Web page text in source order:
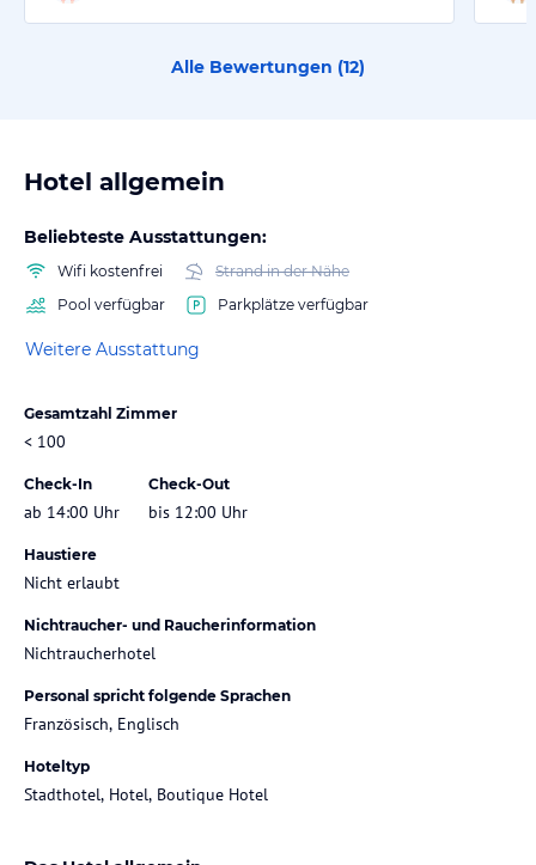
Alle Bewertungen (12)
Hotel allgemein
Beliebteste Ausstattungen:
Wifi kostenfrei
Strand in der Nähe
Pool verfügbar
Parkplätze verfügbar
Weitere Ausstattung
Gesamtzahl Zimmer
< 100
Check-In
ab 14:00 Uhr
Check-Out
bis 12:00 Uhr
Haustiere
Nicht erlaubt
Nichtraucher- und Raucherinformation
Nichtraucherhotel
Personal spricht folgende Sprachen
Französisch, Englisch
Hoteltyp
Stadthotel, Hotel, Boutique Hotel